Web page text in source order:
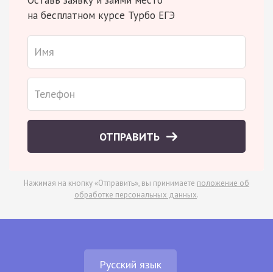
на бесплатном курсе Турбо ЕГЭ
ОТПРАВИТЬ
Нажимая на кнопку «Отправить», вы принимаете положение об
обработке персональных данных.
Русский язык